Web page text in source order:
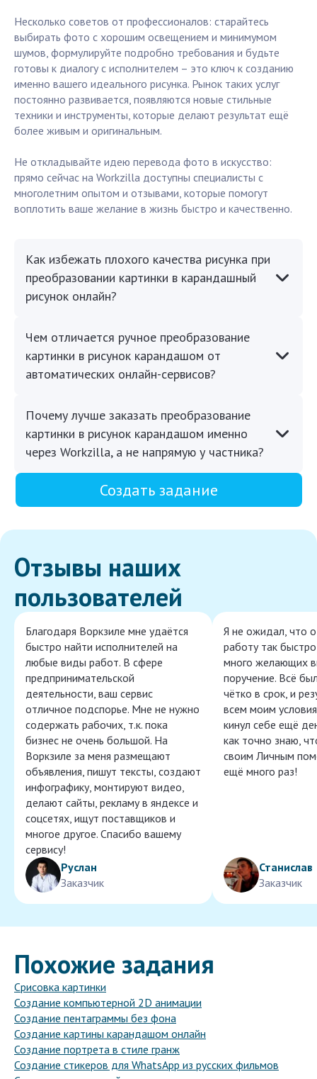
Несколько советов от профессионалов: старайтесь
выбирать фото с хорошим освещением и минимумом
шумов, формулируйте подробно требования и будьте
готовы к диалогу с исполнителем – это ключ к созданию
именно вашего идеального рисунка. Рынок таких услуг
постоянно развивается, появляются новые стильные
техники и инструменты, которые делают результат ещё
более живым и оригинальным.
Не откладывайте идею перевода фото в искусство:
прямо сейчас на Workzilla доступны специалисты с
многолетним опытом и отзывами, которые помогут
воплотить ваше желание в жизнь быстро и качественно.
Как избежать плохого качества рисунка при
преобразовании картинки в карандашный
рисунок онлайн?
Чем отличается ручное преобразование
картинки в рисунок карандашом от
автоматических онлайн-сервисов?
Почему лучше заказать преобразование
картинки в рисунок карандашом именно
через Workzilla, а не напрямую у частника?
Создать задание
Отзывы наших
пользователей
Благодаря Воркзиле мне удаётся
быстро найти исполнителей на
любые виды работ. В сфере
предпринимательской
деятельности, ваш сервис
отличное подспорье. Мне не нужно
содержать рабочих, т.к. пока
бизнес не очень большой. На
Воркзиле за меня размещают
объявления, пишут тексты, создают
инфографику, монтируют видео,
делают сайты, рекламу в яндексе и
соцсетях, ищут поставщиков и
многое другое. Спасибо вашему
сервису!
Руслан
Заказчик
Я не ожидал, что
работу так
много желающих
поручение. Всё
чётко в срок, и
всем моим
кинул себе ещё
как точно знаю,
своим Личным
ещё много раз!
Станислав
Заказчик
Похожие задания
Срисовка картинки
Создание компьютерной 2D анимации
Создание пентаграммы без фона
Создание картины карандашом онлайн
Создание портрета в стиле гранж
Создание стикеров для WhatsApp из русских фильмов